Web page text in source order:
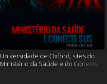
Universidade de Oxford, sites do
Ministério da Saúde e do Conecte